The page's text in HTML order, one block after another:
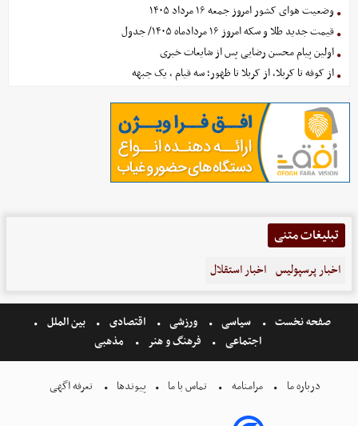
وضعیت هوای کشور امروز جمعه ۱۶ مرداد ۱۴۰۵
قیمت جدید طلا و سکه امروز ۱۶ مردادماه ۱۴۰۵/ جدول
اولین پیام محسن رضایی پس از شایعات خبری
از کوفه تا کربلا، از کربلا تا ظهور؛ سه قیام ، یک جبهه
تبلیغات متنی
اخبار پرسپولیس اخبار استقلال
صفحه نخست سیاسی ورزشی اقتصادی
بین الملل
اجتماعی
فرهنگ و هنر مذهبی
درباره ما مرامنامه تماس با ما پیوندها تعرفه اگهی